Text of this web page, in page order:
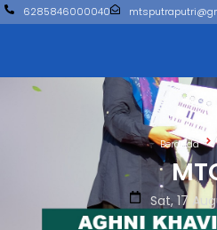
6285846000040
Beranda
Sat, 17